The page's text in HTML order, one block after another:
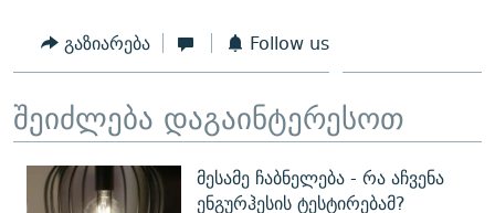
გაზიარება Follow us
შეიძლება დაგაინტერესოთ
მესამე ჩაბნელება - რა აჩვენა
ენგურჰესის ტესტირებამ?